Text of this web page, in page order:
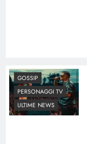
GOSSIP
PERSONAGGI TV
ULTIME NEWS